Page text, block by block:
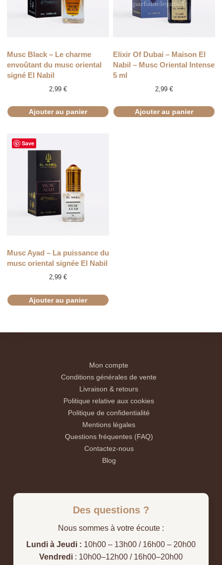
Musc Black – Le charme
envoûtant du musc oriental
signé El Nabil
2,99 €
Ajouter au panier
Elixir Of Dubai – Maison El
Nabil – Musc Oriental Intense
5 ml
2,99€
Ajouter au panier
Save
Musc Ayad – La puissance du
musc oriental signée El Nabil
2,99 €
Ajouter au panier
Mon compte
Conditions générales de vente
Livraison & retours
Politique relative aux cookies
Politique de confidentialité
Mentions légales
Questions fréquentes (FAQ)
Contactez-nous
Blog
Des questions ?
Nous sommes à votre écoute :
Lundi à Jeudi : 10h00 – 13h00 / 16h00 – 20h00
Vendredi : 10h00–12h00 / 16h00–20h00